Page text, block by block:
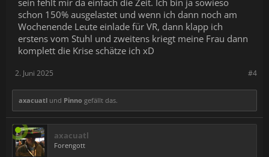
nehmen, um mal welche auszuprobieren…
schon 150% ausgelastet und wenn ich dann noch am
Wochenende Leute einlade für VR, dann klapp ich
erstens vom Stuhl und zweitens kriegt meine Frau dann
komplett die Krise schätze ich xD
#4
2. Juni 2025
axacuatl und Pinno gefällt das.
axacuatl
Forengott